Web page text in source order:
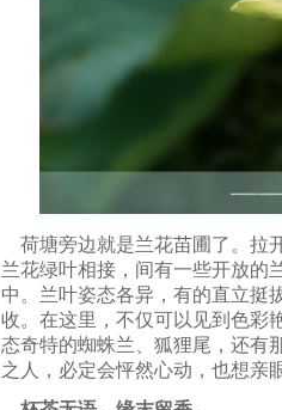
荷塘旁边就是兰花苗圃了。拉
兰花绿叶相接，间有一些开放的
中。兰叶姿态各异，有的直立挺
收。在这里，不仅可以见到色彩
态奇特的蜘蛛兰、狐狸尾，还有
之人，必定会怦然心动，也想亲